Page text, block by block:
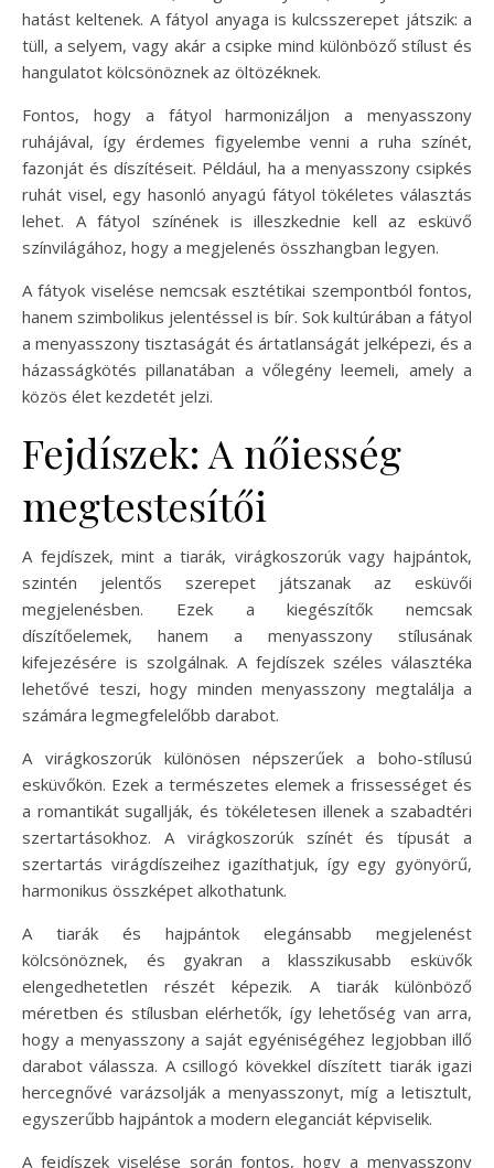
hatást keltenek. A fátyol anyaga is kulcsszerepet játszik: a
tüll, a selyem, vagy akár a csipke mind különböző stílust és
hangulatot kölcsönöznek az öltözéknek.
Fontos, hogy a fátyol harmonizáljon a menyasszony
ruhájával, így érdemes figyelembe venni a ruha színét,
fazonját és díszítéseit. Például, ha a menyasszony csipkés
ruhát visel, egy hasonló anyagú fátyol tökéletes választás
lehet. A fátyol színének is illeszkednie kell az esküvő
színvilágához, hogy a megjelenés összhangban legyen.
A fátyok viselése nemcsak esztétikai szempontból fontos,
hanem szimbolikus jelentéssel is bír. Sok kultúrában a fátyol
a menyasszony tisztaságát és ártatlanságát jelképezi, és a
házasságkötés pillanatában a vőlegény leemeli, amely a
közös élet kezdetét jelzi.
Fejdíszek: A nőiesség
megtestesítői
A fejdíszek, mint a tiarák, virágkoszorúk vagy hajpántok,
szintén jelentős szerepet játszanak az esküvői
megjelenésben. Ezek a kiegészítők nemcsak
díszítőelemek, hanem a menyasszony stílusának
kifejezésére is szolgálnak. A fejdíszek széles választéka
lehetővé teszi, hogy minden menyasszony megtalálja a
számára legmegfelelőbb darabot.
A virágkoszorúk különösen népszerűek a boho-stílusú
esküvőkön. Ezek a természetes elemek a frissességet és
a romantikát sugallják, és tökéletesen illenek a szabadtéri
szertartásokhoz. A virágkoszorúk színét és típusát a
szertartás virágdíszeihez igazíthatjuk, így egy gyönyörű,
harmonikus összképet alkothatunk.
A tiarák és hajpántok elegánsabb megjelenést
kölcsönöznek, és gyakran a klasszikusabb esküvők
elengedhetetlen részét képezik. A tiarák különböző
méretben és stílusban elérhetők, így lehetőség van arra,
hogy a menyasszony a saját egyéniségéhez legjobban illő
darabot válassza. A csillogó kövekkel díszített tiarák igazi
hercegnővé varázsolják a menyasszonyt, míg a letisztult,
egyszerűbb hajpántok a modern eleganciát képviselik.
A fejdíszek viselése során fontos, hogy a menyasszony